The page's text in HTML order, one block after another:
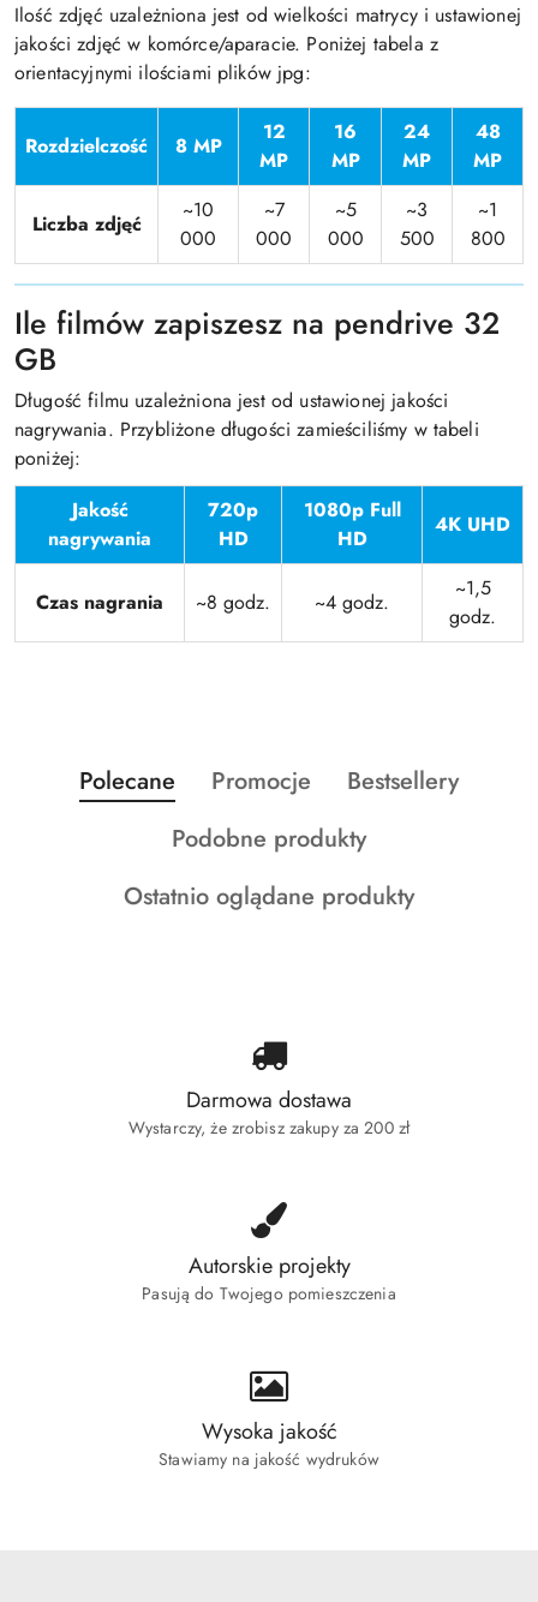
Ilość zdjęć uzależniona jest od wielkości matrycy i ustawionej
jakości zdjęć w komórce/aparacie. Poniżej tabela z
orientacyjnymi ilościami plików jpg:
Rozdzielczość 8 MP
12
MP
16
MP
24
MP
48
MP
Liczba zdjęć
~10
000
~7
000
~5
000
~3
500
~1
800
Ile filmów zapiszesz na pendrive 32
GB
Długość filmu uzależniona jest od ustawionej jakości
nagrywania. Przybliżone długości zamieściliśmy w tabeli
poniżej:
Jakość
nagrywania
720p
HD
1080p Full
HD
4K UHD
Czas nagrania ~8 godz. ~4 godz.
~1,5
godz.
Pomiń karuzelę produktów
Produkty
o
Polecane
Produkty
statusie:
Promocje
Produkty
statusie:
Bestsellery
Produkty
statusie:
Podobne produkty
Produkty
Ostatnio oglądane produkty
Darmowa dostawa
Wystarczy, że zrobisz zakupy za 200 zł
Autorskie projekty
Pasują do Twojego pomieszczenia
Wysoka jakość
Stawiamy na jakość wydruków